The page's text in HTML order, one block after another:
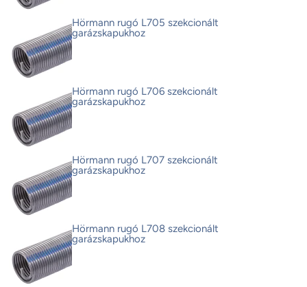
Hörmann rugó L705 szekcionált
garázskapukhoz
Hörmann rugó L706 szekcionált
garázskapukhoz
Hörmann rugó L707 szekcionált
garázskapukhoz
Hörmann rugó L708 szekcionált
garázskapukhoz